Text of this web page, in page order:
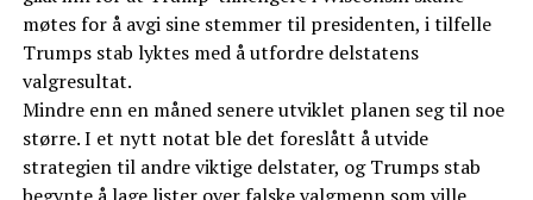
møtes for å avgi sine stemmer til presidenten, i tilfelle
Trumps stab lyktes med å utfordre delstatens
valgresultat.
Mindre enn en måned senere utviklet planen seg til noe
større. I et nytt notat ble det foreslått å utvide
strategien til andre viktige delstater, og Trumps stab